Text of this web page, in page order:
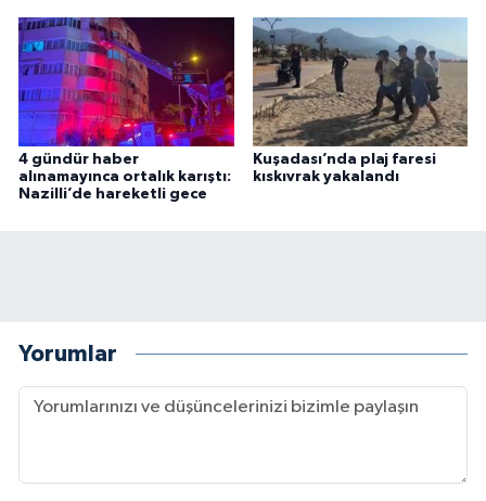
4 gündür haber
alınamayınca ortalık karıştı:
Nazilli’de hareketli gece
Kuşadası’nda plaj faresi
kıskıvrak yakalandı
Yorumlar